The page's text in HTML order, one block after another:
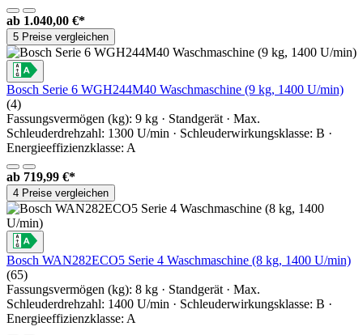
ab 1.040,00 €*
5 Preise vergleichen
Bosch Serie 6 WGH244M40 Waschmaschine (9 kg, 1400 U/min)
(4)
Fassungsvermögen (kg): 9 kg · Standgerät · Max.
Schleuderdrehzahl: 1300 U/min · Schleuderwirkungsklasse: B ·
Energieeffizienzklasse: A
ab 719,99 €*
4 Preise vergleichen
Bosch WAN282ECO5 Serie 4 Waschmaschine (8 kg, 1400 U/min)
(65)
Fassungsvermögen (kg): 8 kg · Standgerät · Max.
Schleuderdrehzahl: 1400 U/min · Schleuderwirkungsklasse: B ·
Energieeffizienzklasse: A